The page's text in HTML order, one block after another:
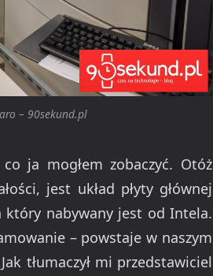
– 90sekund.pl
ja mogłem zobaczyć. Otóż
jest układ płyty głównej
nabywany jest od Intela.
– powstaje w naszym
tłumaczył mi przedstawiciel